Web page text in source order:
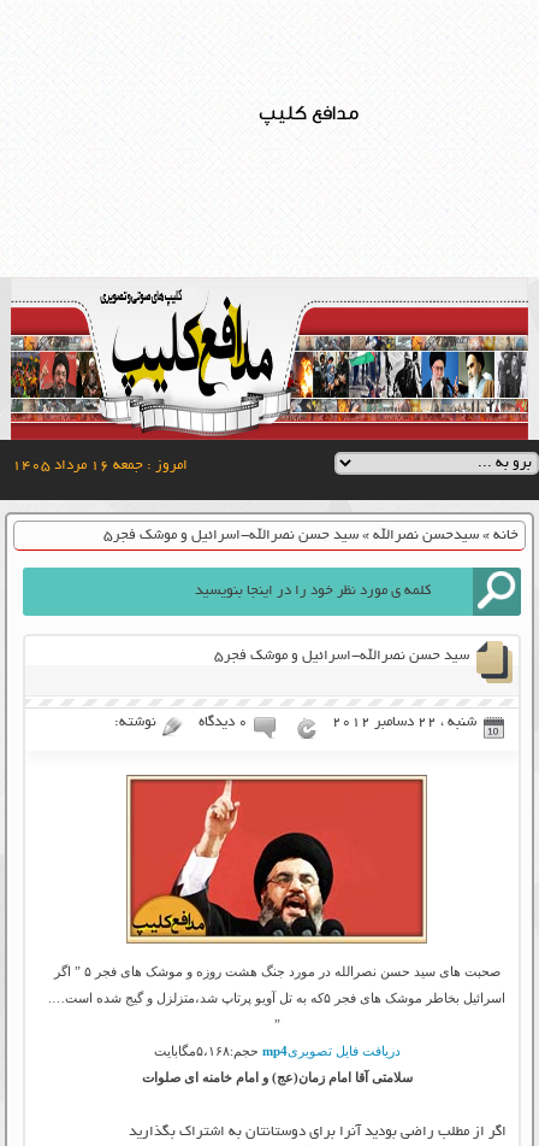
مدافع کلیپ
امروز : جمعه ۱۶ مرداد ۱۴۰۵
خانه» سیدحسن نصرالله» سید حسن نصرالله-اسرائیل و موشک فجر۵
سید حسن نصرالله-اسرائیل و موشک فجر۵
شنبه ، 22 دسامبر 2012 ۰ دیدگاه نوشته:
صحبت های سید حسن نصرالله در مورد جنگ هشت روزه و موشک های فجر ۵ ” اگر
اسرائیل بخاطر موشک های فجر ۵که به تل آویو پرتاپ شد،متزلزل و گیج شده است….
”
دریافت فایل تصویریmp4 حجم:۵،۱۶۸مگابایت
سلامتی آقا امام زمان(عج) و امام خامنه ای صلوات
اگر از مطلب راضی بودید آنرا برای دوستانتان به اشتراک بگذارید